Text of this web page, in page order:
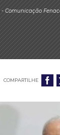
- Comunicação
COMPARTILHE